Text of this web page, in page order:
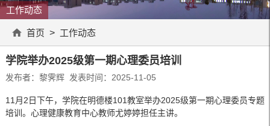
工作动态
首页 > 工作动态
学院举办2025级第一期心理委员培训
发布者：黎霁辉 发表时间：2025-11-05
11月2日下午，学院在明德楼101教室举办2025级第一期心理委员专题
培训。心理健康教育中心教师尤婷婷担任主讲。